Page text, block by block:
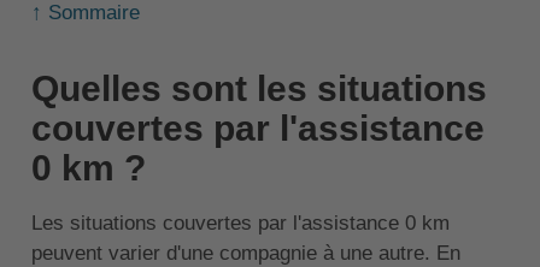
↑ Sommaire
Quelles sont les situations
couvertes par l'assistance
0 km ?
Les situations couvertes par l'assistance 0 km
peuvent varier d'une compagnie à une autre. En